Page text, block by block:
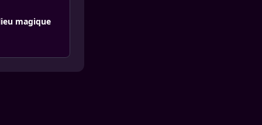
magique